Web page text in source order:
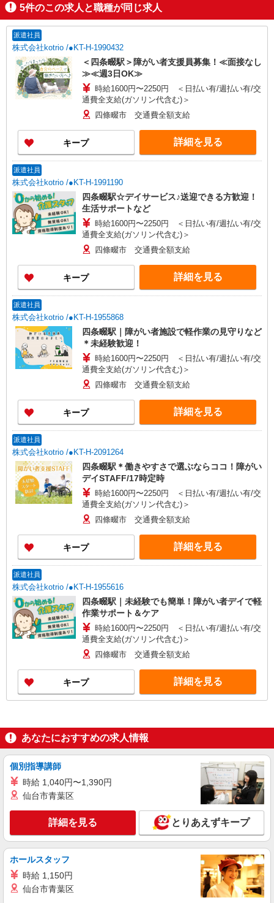
5件のこの求人と職種が同じ求人
派遣社員
株式会社kotrio /●KT-H-1990432
＜四条畷駅＞障がい者支援員募集！≪面接なし
≫≪週3日OK≫
時給1600円〜2250円 ＜日払い有/週払い有/交
通費全支給(ガソリン代含む)＞
四條畷市 交通費全額支給
キープ 詳細を見る
派遣社員
株式会社kotrio /●KT-H-1991190
四条畷駅☆デイサービス♪送迎できる方歓迎！
生活サポートなど
時給1600円〜2250円 ＜日払い有/週払い有/交
通費全支給(ガソリン代含む)＞
四條畷市 交通費全額支給
キープ 詳細を見る
派遣社員
株式会社kotrio /●KT-H-1955868
四条畷駅｜障がい者施設で軽作業の見守りなど
＊未経験歓迎！
時給1600円〜2250円 ＜日払い有/週払い有/交
通費全支給(ガソリン代含む)＞
四條畷市 交通費全額支給
キープ 詳細を見る
派遣社員
株式会社kotrio /●KT-H-2091264
四条畷駅＊働きやすさで選ぶならココ！障がい
デイSTAFF/17時定時
時給1600円〜2250円 ＜日払い有/週払い有/交
通費全支給(ガソリン代含む)＞
四條畷市 交通費全額支給
キープ 詳細を見る
派遣社員
株式会社kotrio /●KT-H-1955616
四条畷駅｜未経験でも簡単！障がい者デイで軽
作業サポート＆ケア
時給1600円〜2250円 ＜日払い有/週払い有/交
通費全支給(ガソリン代含む)＞
四條畷市 交通費全額支給
キープ 詳細を見る
あなたにおすすめの求人情報
個別指導講師
時給 1,040円〜1,390円
仙台市青葉区
詳細を見る とりあえずキープ
ホールスタッフ
時給 1,150円
仙台市青葉区